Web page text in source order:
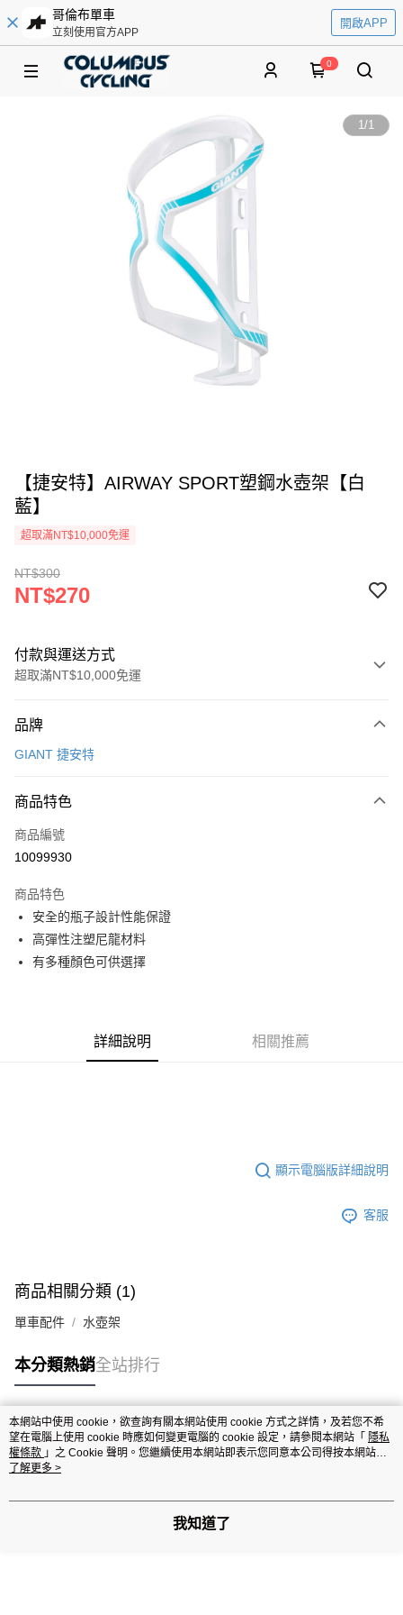
哥倫布單車
立刻使用官方APP
開啟APP
0
1/1
【捷安特】AIRWAY SPORT塑鋼水壺架【白
藍】
超取滿NT$10,000免運
NT$300
NT$270
付款與運送方式
超取滿NT$10,000免運
信用卡一次付款
Apple Pay
ATM付款
全家取貨付款
每筆NT$90
付款後全家取貨
每筆NT$60，滿NT$10,000(含以上)免運費
品牌
GIANT 捷安特
商品特色
商品編號
10099930
商品特色
安全的瓶子設計性能保證
高彈性注塑尼龍材料
有多種顏色可供選擇
詳細說明 相關推薦
顯示電腦版詳細說明
客服
商品相關分類 (1)
單車配件 水壺架
本分類熱銷全站排行
熱門標籤
本網站中使用 cookie，欲查詢有關本網站使用 cookie 方式之詳情，及若您不希
望在電腦上使用 cookie 時應如何變更電腦的 cookie 設定，請參閱本網站「 隱私
權條款 」之 Cookie 聲明。您繼續使用本網站即表示您同意本公司得按本網站使
用條款之 Cookie 聲明使用 cookie。
了解更多 >
我知道了